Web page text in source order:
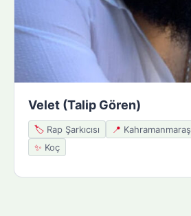
Velet (Talip Gören)
🏷️ Rap Şarkıcısı 📍 Kahramanmaraş
✨ Koç